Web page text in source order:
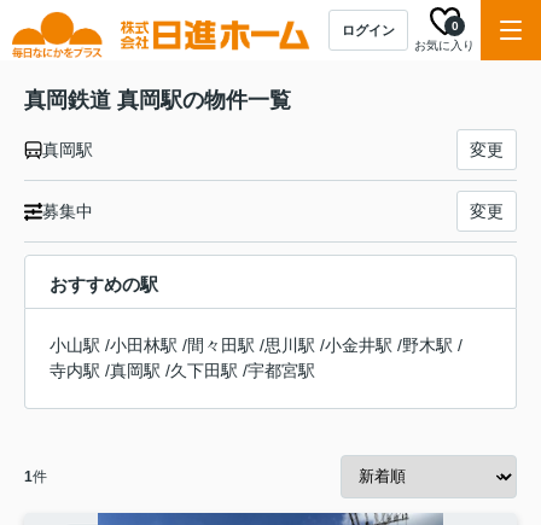
ログイン
お気に入り
0
真岡鉄道 真岡駅の物件一覧
真岡駅 変更
募集中 変更
おすすめの駅
小山駅 /小田林駅 /間々田駅 /思川駅 /小金井駅 /野木駅 /
寺内駅 /真岡駅 /久下田駅 /宇都宮駅
1件